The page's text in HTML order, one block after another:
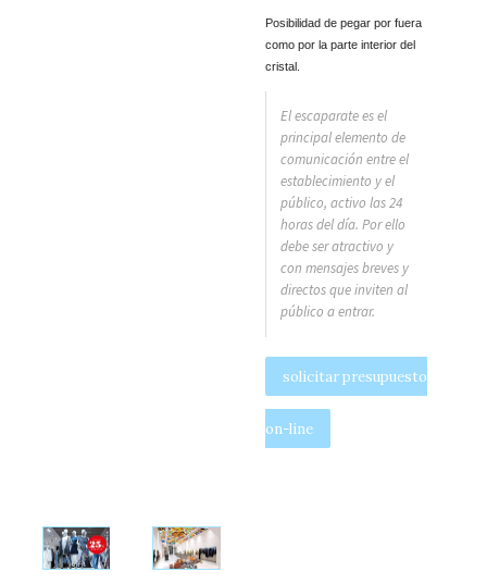
Posibilidad de pegar por fuera
como por la parte interior del
cristal.
El escaparate es el
principal elemento de
comunicación entre el
establecimiento y el
público, activo las 24
horas del día. Por ello
debe ser atractivo y
con mensajes breves y
directos que inviten al
público a entrar.
solicitar presupuesto
on-line